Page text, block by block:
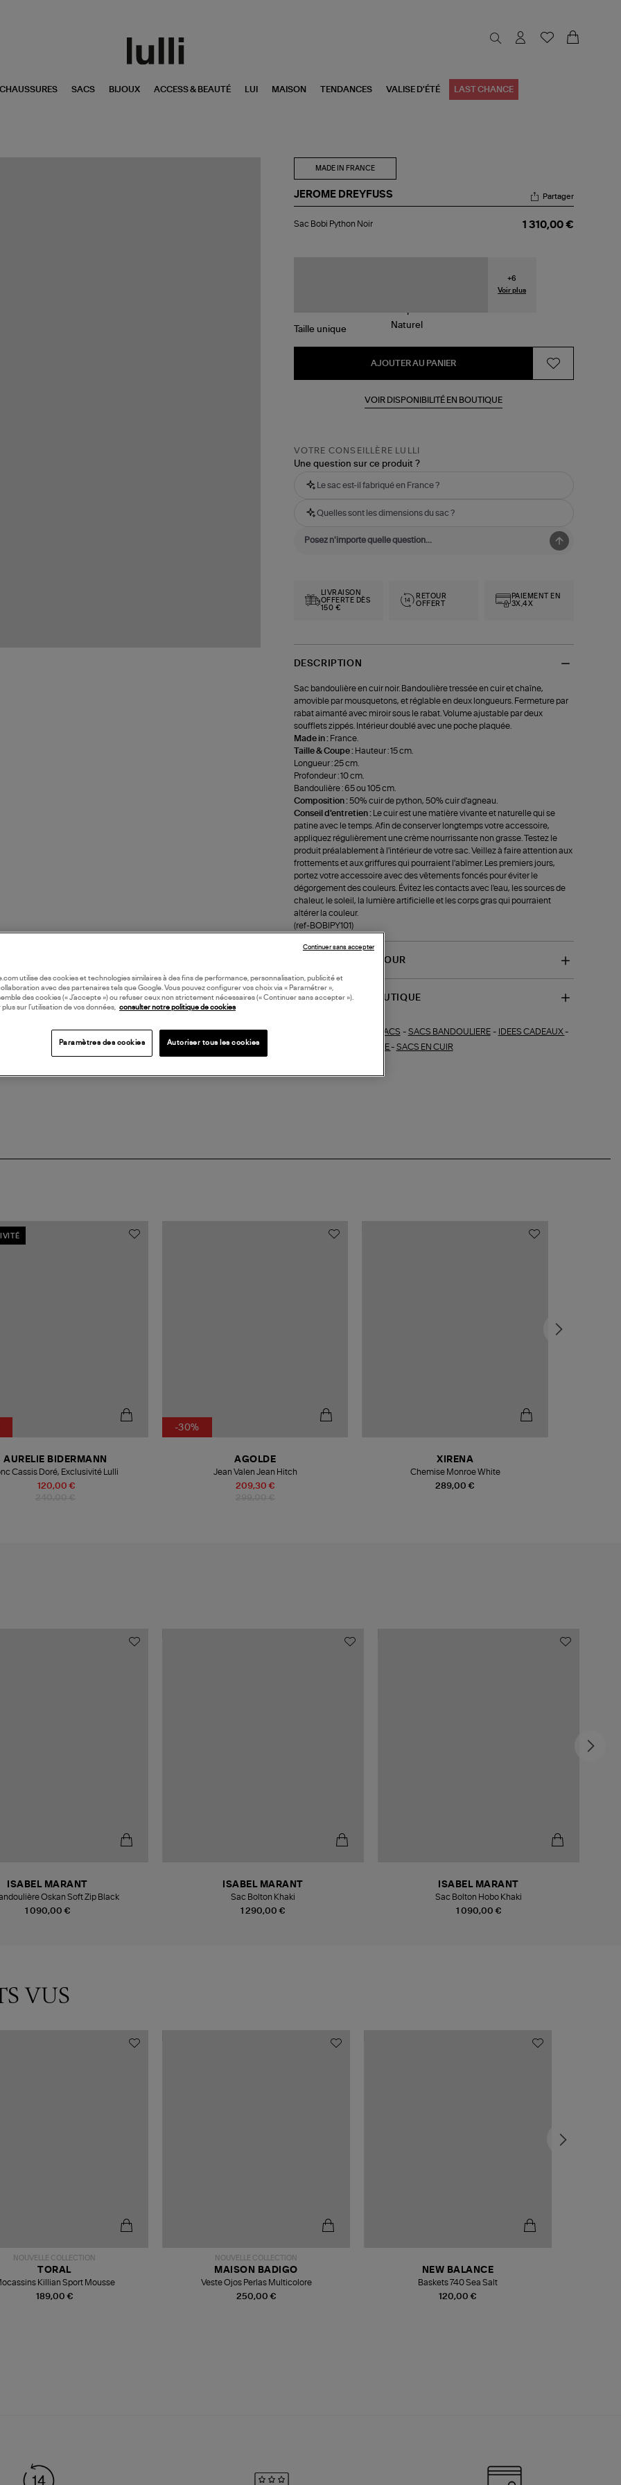
CHAUSSURES SACS BIJOUX ACCESS & BEAUTÉ LUI MAISON TENDANCES VALISE D'ÉTÉ LAST CHANCE
MADE IN FRANCE
JEROME DREYFUSS
Bobi
Partager
Sac Bobi Python Noir 1 310,00 €
+6
Voir plus
Taille unique
AJOUTER AU PANIER
VOIR DISPONIBILITÉ EN BOUTIQUE
VOTRE CONSEILLÈRE LULLI
Une question sur ce produit ?
Le sac est-il fabriqué en France ?
Quelles sont les dimensions du sac ?
LIVRAISON
OFFERTE DÈS
150 €
RETOUR
OFFERT
PAIEMENT EN
3X,4X
DESCRIPTION
Sac bandoulière en cuir noir. Bandoulière tressée en cuir et chaîne,
amovible par mousquetons, et réglable en deux longueurs. Fermeture par
rabat aimanté avec miroir sous le rabat. Volume ajustable par deux
soufflets zippés. Intérieur doublé avec une poche plaquée.
Made in : France.
Taille & Coupe : Hauteur : 15 cm.
Longueur : 25 cm.
Profondeur : 10 cm.
Bandoulière : 65 ou 105 cm.
Composition :50% cuir de python, 50% cuir d'agneau.
Conseil d'entretien :
Le cuir est une matière vivante et naturelle qui se
patine avec le temps. Afin de conserver longtemps votre accessoire,
appliquez régulièrement une crème nourrissante non grasse. Testez le
produit préalablement à l'intérieur de votre sac. Veillez à faire attention aux
frottements et aux griffures qui pourraient l'abîmer. Les premiers jours,
portez votre accessoire avec des vêtements foncés pour éviter le
dégorgement des couleurs. Évitez les contacts avec l'eau, les sources de
chaleur, le soleil, la lumière artificielle et les corps gras qui pourraient
altérer la couleur.
(ref-BOBIPY101)
LIVRAISON ET RETOUR
DISPONIBILITÉ BOUTIQUE
SACS - SACS BANDOULIERE- IDEES CADEAUX-
TENUES DE CÉRÉMONIE- SACS EN CUIR
120,00 €
AURELIE BIDERMANN
Cassis Doré, Exclusivité Lulli
-30%
209,30 €
AGOLDE
Jean Valen Jean Hitch
289,00 €
XIRENA
Chemise Monroe White
1 090,00 €
ISABEL MARANT
Oskan Soft Zip Black
1 290,00 €
ISABEL MARANT
Sac Bolton Khaki
1 090,00 €
ISABEL MARANT
Sac Bolton Hobo Khaki
VUS
NOUVELLE COLLECTION
189,00 €
TORAL
Killian Sport Mousse
NOUVELLE COLLECTION
250,00 €
MAISON BADIGO
Veste Ojos Perlas Multicolore
120,00 €
NEW BALANCE
Baskets 740 Sea Salt
utilise des cookies et technologies similaires à des fins de performance, personnalisation, publicité et
avec des partenaires tels que Google. Vous pouvez configurer vos choix via « Paramétrer »,
des cookies (« J’accepte ») ou refuser ceux non strictement nécessaires (« Continuer sans accepter »).
plus sur l’utilisation de vos données, consulter notre politique de cookies
Paramètres des cookies Autoriser tous les cookies
Continuer sans accepter